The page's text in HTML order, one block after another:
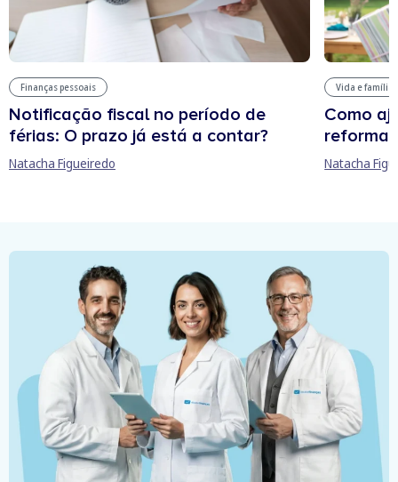
Finanças pessoais
Notificação fiscal no período de
férias: O prazo já está a contar?
Natacha Figueiredo
Vida e família
Como
reforma
Natacha